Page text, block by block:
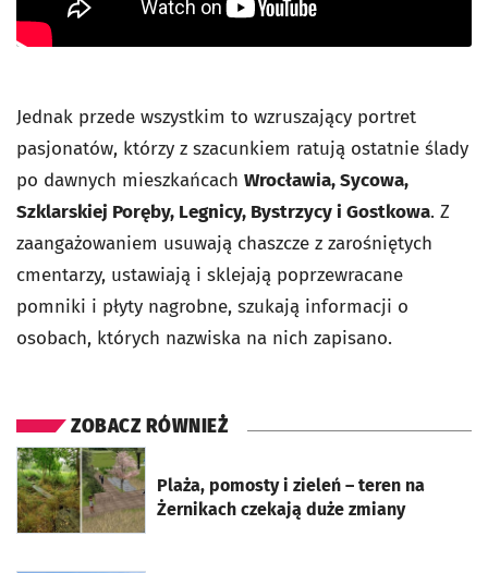
Jednak przede wszystkim to wzruszający portret
pasjonatów, którzy z szacunkiem ratują ostatnie ślady
po dawnych mieszkańcach Wrocławia, Sycowa,
Szklarskiej Poręby, Legnicy, Bystrzycy i Gostkowa. Z
zaangażowaniem usuwają chaszcze z zarośniętych
cmentarzy, ustawiają i sklejają poprzewracane
pomniki i płyty nagrobne, szukają informacji o
osobach, których nazwiska na nich zapisano.
ZOBACZ RÓWNIEŻ
Plaża, pomosty i zieleń – teren na
Żernikach czekają duże zmiany
otworzy się w nowej karcie